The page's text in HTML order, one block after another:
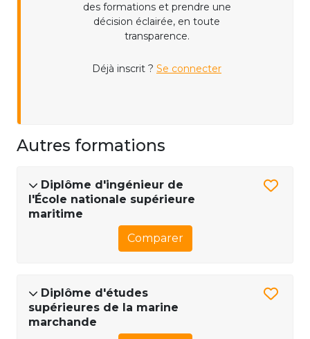
des formations et prendre une
décision éclairée, en toute
transparence.
Déjà inscrit ? Se connecter
Autres formations
Diplôme d'ingénieur de
l'École nationale supérieure
maritime
Comparer
Diplôme d'études
supérieures de la marine
marchande